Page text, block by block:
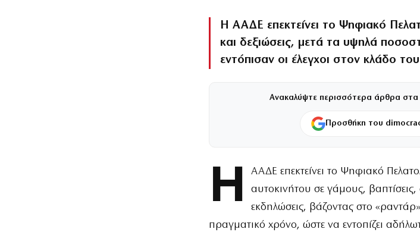
Η ΑΑΔΕ επεκτείνει το Ψηφιακό
και δεξιώσεις, μετά τα υψηλά
εντόπισαν οι έλεγχοι στον κλάδο
Ανακαλύψτε περισσότερα άρθρα
Προσθήκη του
Η
ΑΑΔΕ επεκτείνει το Ψηφιακό
αυτοκινήτου σε γάμους, βαπτίσεις,
εκδηλώσεις, βάζοντας στο
πραγματικό χρόνο, ώστε να εντοπίζει